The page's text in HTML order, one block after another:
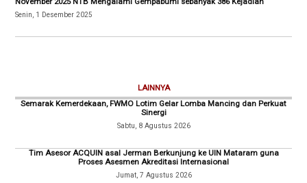
Senin, 1 Desember 2025
LAINNYA
Semarak Kemerdekaan, FWMO Lotim Gelar Lomba Mancing dan Perkuat
Sinergi
Sabtu, 8 Agustus 2026
Tim Asesor ACQUIN asal Jerman Berkunjung ke UIN Mataram guna
Proses Asesmen Akreditasi Internasional
Jumat, 7 Agustus 2026